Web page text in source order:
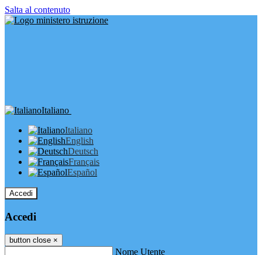
Salta al contenuto
Italiano
Italiano
English
Deutsch
Français
Español
Accedi
Accedi
button close ×
Nome Utente